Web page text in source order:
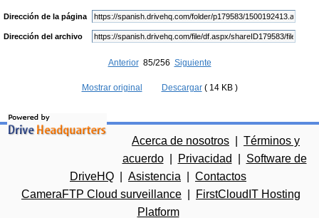
Dirección de la página
Dirección del archivo
Anterior85/256 Siguiente
Mostrar original Descargar( 14 KB )
Acerca de nosotros
Términos y
acuerdo
Privacidad
Software de
DriveHQ
Asistencia
Contactos
CameraFTP Cloud surveillance
FirstCloudIT Hosting
Platform